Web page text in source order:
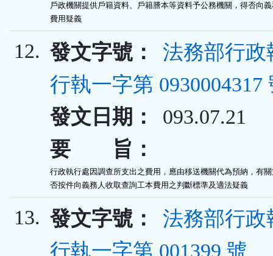
戶政機關提供戶籍資料、戶籍謄本等資料予公務機關，得否向
費用疑義
12. 發文字號：
法務部行政
行執一字第 0930004317
發文日期：
093.07.21
要 旨：
行政執行處因調查所支出之費用，應由移送機關代為預納，有
否按件向義務人收取查詢工本費用之判斷標準及適法疑義
13. 發文字號：
法務部行政
行執一字第 001399 號